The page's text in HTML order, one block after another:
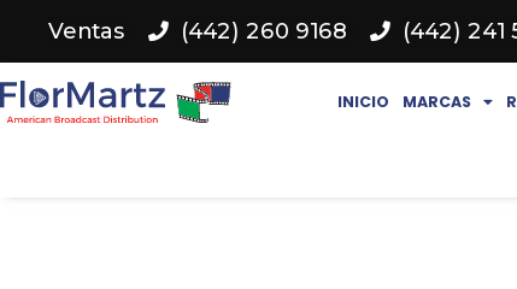
Ventas (442) 260 9168 (442) 241
INICIO MARCAS